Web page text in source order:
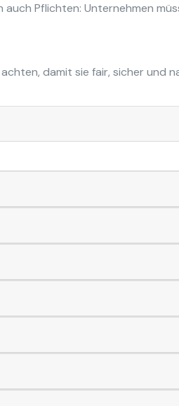
auch Pflichten: Unternehmen
damit sie fair, sicher und